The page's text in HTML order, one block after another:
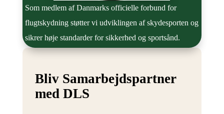
Som medlem af Danmarks officielle forbund for
flugtskydning støtter vi udviklingen af skydesporten og
sikrer høje standarder for sikkerhed og sportsånd.
Bliv Samarbejdspartner
med DLS